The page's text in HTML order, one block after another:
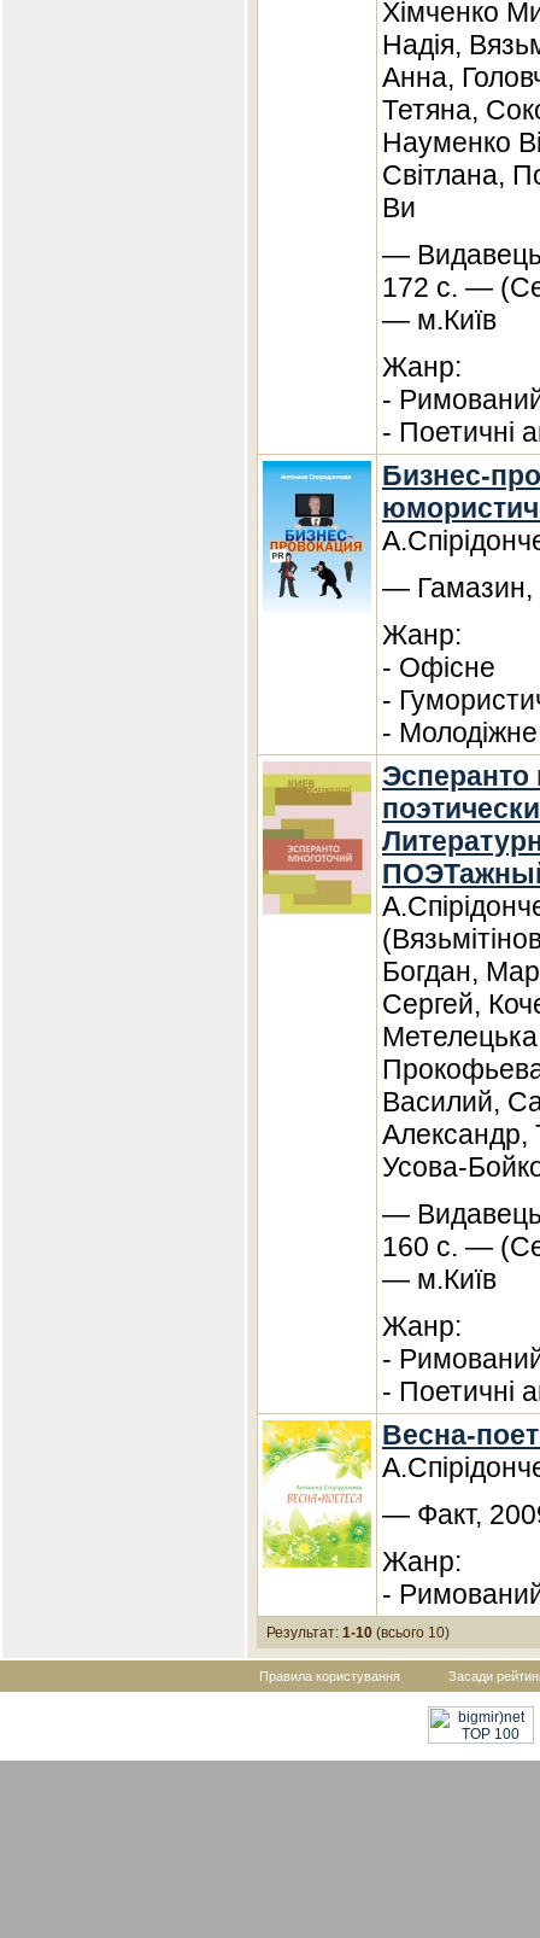
Хімченко
Надія,
Анна,
Тетяна,
Науменко
Світлана,
Ви
—
172 с. —
— м.Київ
Жанр:
-
- Поетичні
Бизнес-
— Гамазин,
Жанр:
- Офісне
-
- Молодіжне
Эсперанто
Богдан,
Сергей,
Василий,
Александр,
Усова-
—
160 с. —
— м.Київ
Жанр:
-
- Поетичні
Весна-
— Факт,
Жанр:
-
Результат: 1-10 (всього 10)
Правила користування Засади